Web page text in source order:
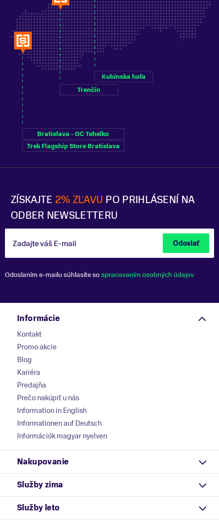
ZÍSKAJTE 2% ZĽAVU PO PRIHLÁSENÍ NA
ODBER NEWSLETTERU
Zadajte váš E-mail Odoslať
Odoslaním e-mailu súhlasíte sospracovaním osobných údajov
Bratislava - OC Tehelko
Trek Flagship Store Bratislava
Trenčín
Kubínska hoľa
Informácie
Kontakt
Promo akcie
Blog
Kariéra
Predajňa
Prečo nakúpiť u nás
Information in English
Informationen auf Deutsch
Információk magyar nyelven
Nakupovanie
Služby zima
Služby leto